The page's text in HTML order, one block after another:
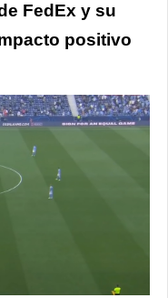
FedEx y su
positivo